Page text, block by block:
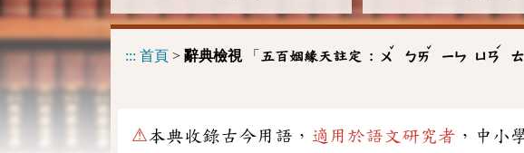
::: 首頁 > 辭典檢視「 五百姻緣天註定 : ㄨ
ˇ
ㄅㄞ
ˇ
ㄧㄣ ㄩㄢ
ˊ
⚠本典收錄古今用語， 適用於語文研究者 ，中小